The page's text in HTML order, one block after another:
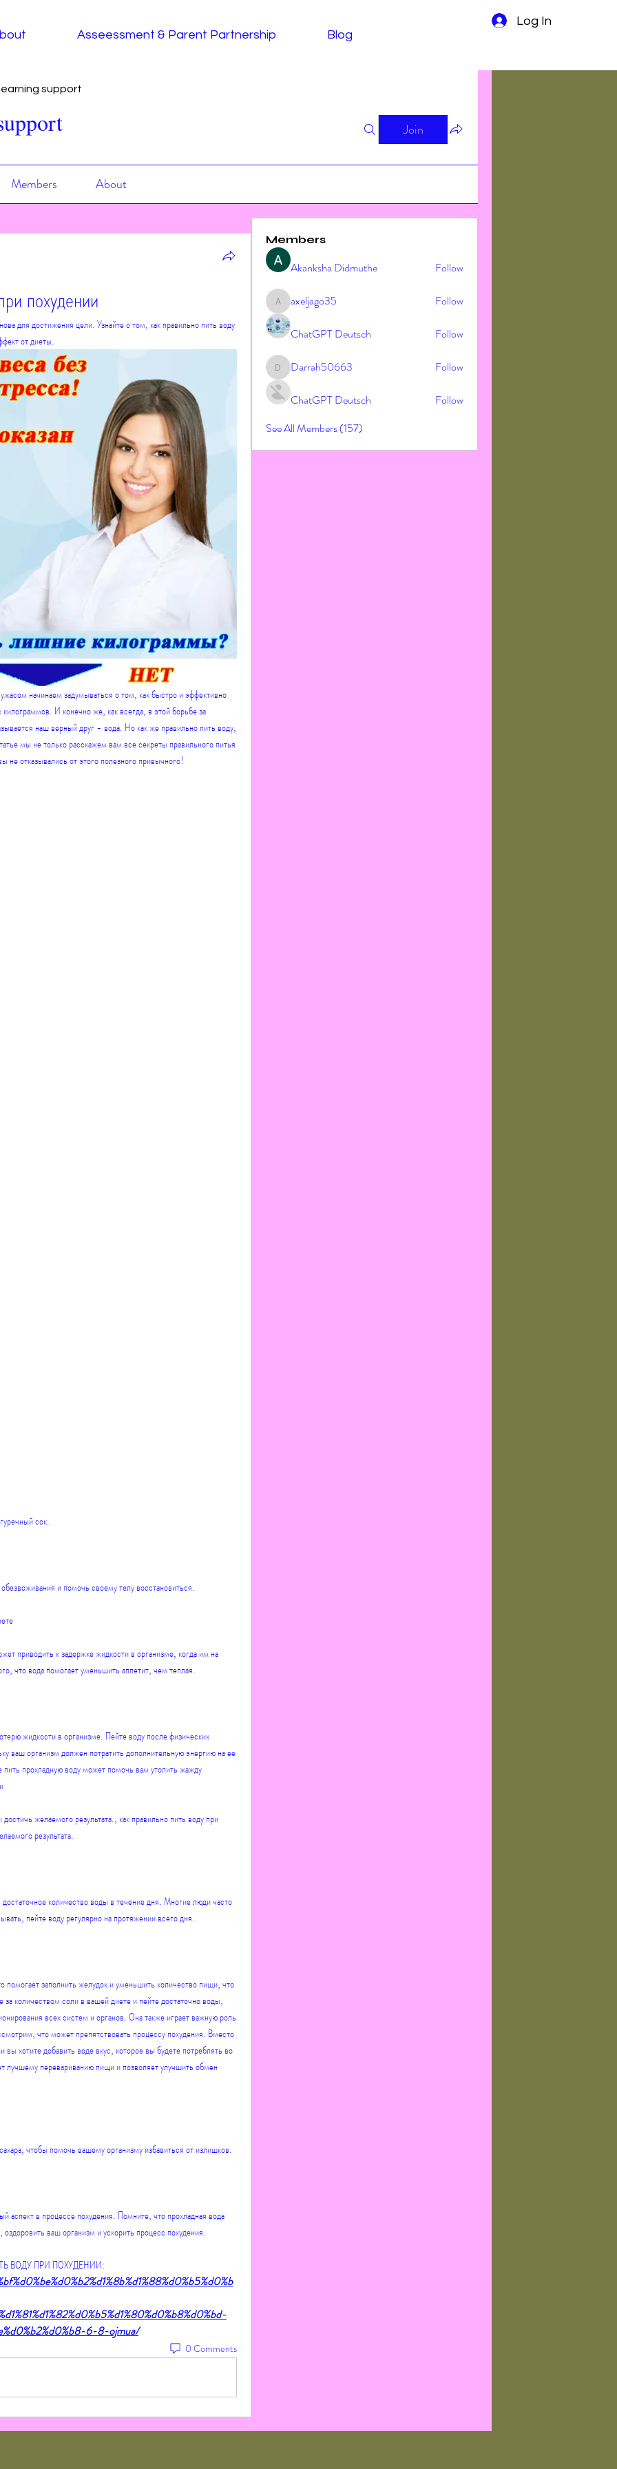
Log In
Asseessment & Parent Partnership Blog
support
Join
Members About
похудении
для достижения цели. Узнайте о том, как правильно пить воду
от диеты.
начинаем задумываться о том, как быстро и эффективно
И конечно же, как всегда, в этой борьбе за
наш верный друг - вода. Но как же правильно пить воду,
мы не только расскажем вам все секреты правильного питья
отказывались от этого полезного привычного!
сок.
и помочь своему телу восстановиться.
приводить к задержке жидкости в организме, когда им на
что вода помогает уменьшить аппетит, чем теплая.
жидкости в организме. Пейте воду после физических
ваш организм должен потратить дополнительную энергию на ее
прохладную воду может помочь вам утолить жажду
желаемого результата., как правильно пить воду при
результата.
количество воды в течение дня. Многие люди часто
пейте воду регулярно на протяжении всего дня.
заполнить желудок и уменьшить количество пищи, что
количеством соли в вашей диете и пейте достаточно воды,
всех систем и органов. Она также играет важную роль
что может препятствовать процессу похудения. Вместо
хотите добавить воде вкус, которое вы будете потреблять во
лучшему перевариванию пищи и позволяет улучшить обмен
чтобы помочь вашему организму избавиться от излишков.
аспект в процессе похудения. Помните, что прохладная вода
ваш организм и ускорить процесс похудения.
ВОДУ ПРИ ПОХУДЕНИИ:
6-8-ojmua/
0 Comments
Members
Akanksha Didmuthe Follow
axeljago35
axeljago35 Follow
ChatGPT Deutsch Follow
Darrah50663
Darrah50663 Follow
ChatGPT Deutsch
Follow
See All Members (157)